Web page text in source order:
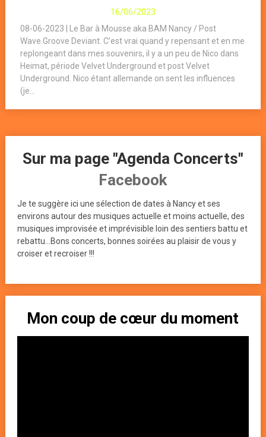
16/06/2023
08-06-2023 | Le Bar à Mousse aka BAM Nancy / Post
Wave.Groove Deviant. C’est vrai quand y repensant et en me
replongeant dans mes souvenirs, il y a un peu de Nico dans
Heimat, période Velvet Underground et post Velvet
Underground. Nico étant allemande on sent les influences
(je...
Sur ma page "Agenda Concerts"
Facebook
Je te suggère ici une sélection de dates à Nancy et ses
environs autour des musiques actuelle et moins actuelle, des
musiques improvisée et imprévisible loin des sentiers battu et
rebattu...Bons concerts, bonnes soirées au plaisir de vous y
croiser et recroiser !!!
Mon coup de cœur du moment